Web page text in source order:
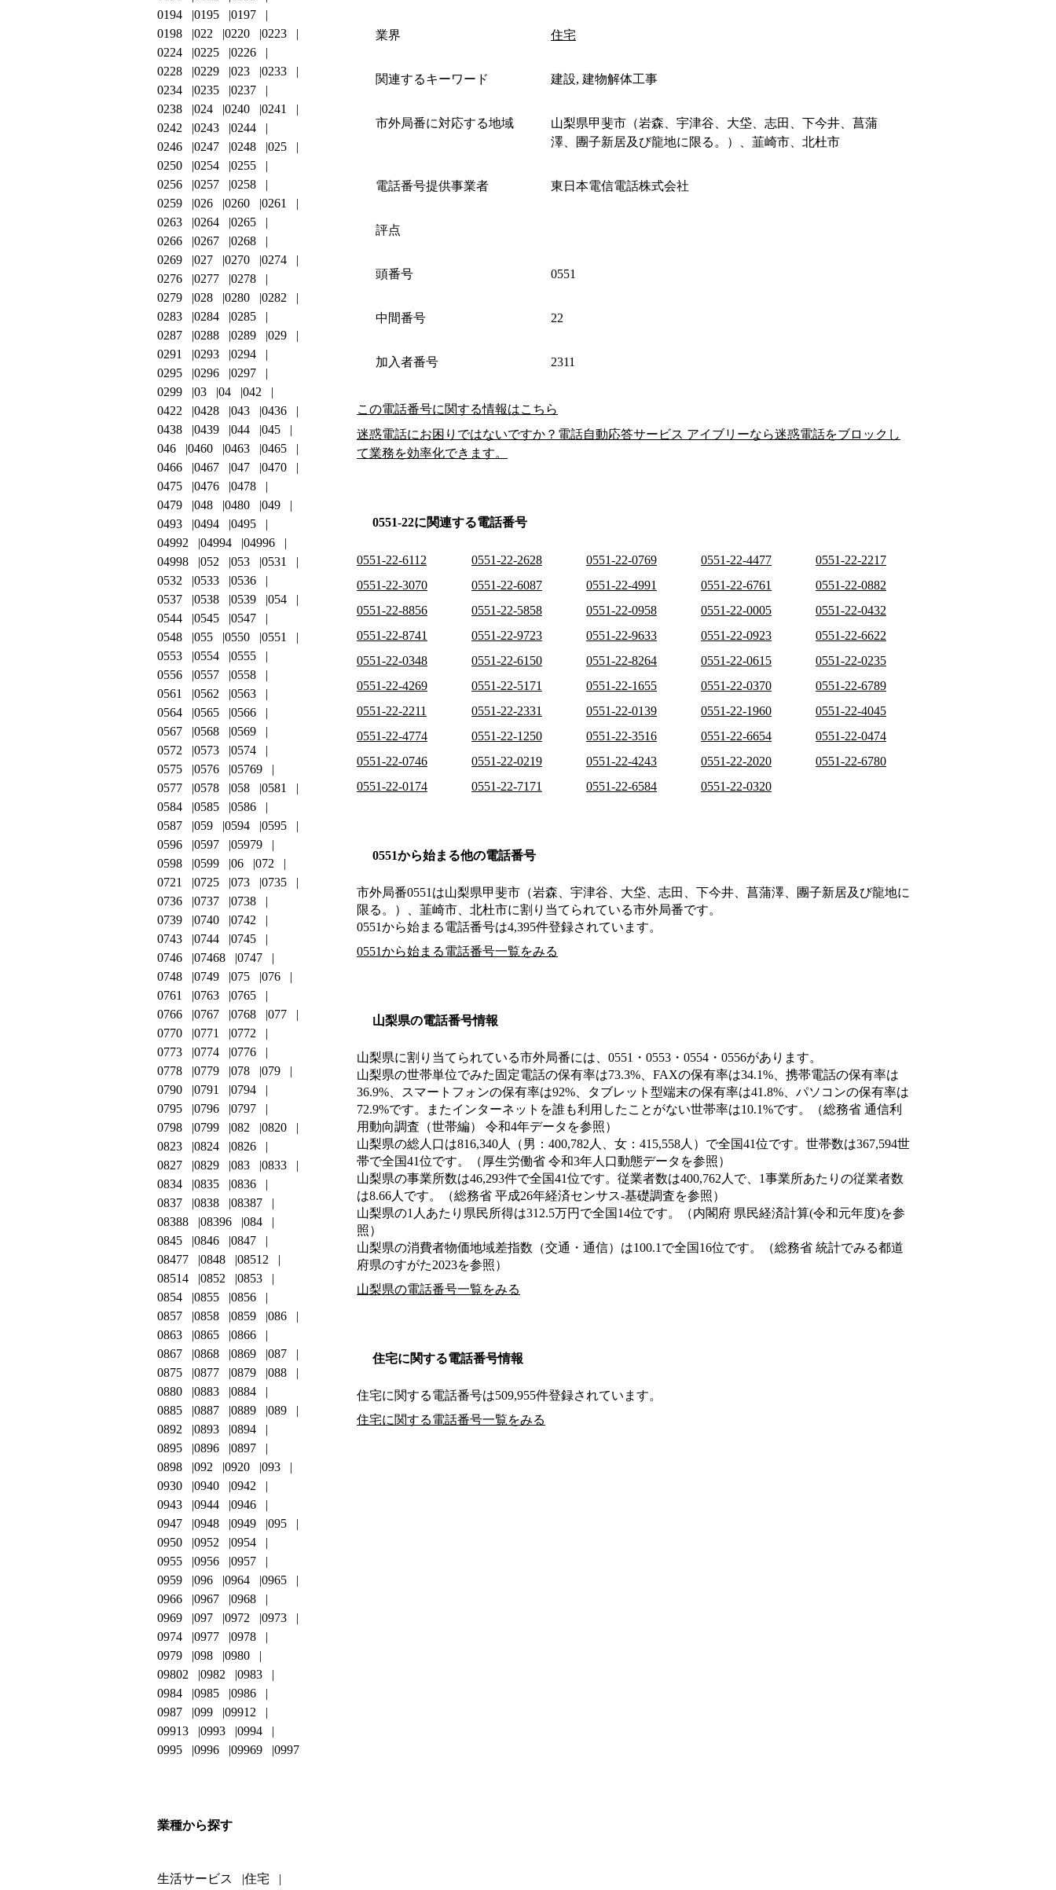
業界 住宅
関連するキーワード 建設, 建物解体工事
市外局番に対応する地域
山梨県甲斐市（岩森、宇津谷、大垈、志田、下今井、菖蒲
澤、團子新居及び龍地に限る。）、韮崎市、北杜市
電話番号提供事業者 東日本電信電話株式会社
評点
頭番号 0551
中間番号 22
加入者番号 2311
この電話番号に関する情報はこちら
迷惑電話にお困りではないですか？電話自動応答サービス アイブリーなら迷惑電話をブロックし
て業務を効率化できます。
0551-22に関連する電話番号
0551-22-6112 0551-22-2628 0551-22-0769 0551-22-4477
0551-22-2217
0551-22-3070
0551-22-6087 0551-22-4991 0551-22-6761
0551-22-0882
0551-22-8856
0551-22-5858 0551-22-0958 0551-22-0005
0551-22-0432
0551-22-8741
0551-22-9723 0551-22-9633 0551-22-0923
0551-22-6622
0551-22-0348
0551-22-6150 0551-22-8264 0551-22-0615
0551-22-0235
0551-22-4269
0551-22-5171 0551-22-1655 0551-22-0370
0551-22-6789
0551-22-2211
0551-22-2331 0551-22-0139 0551-22-1960
0551-22-4045
0551-22-4774
0551-22-1250 0551-22-3516 0551-22-6654
0551-22-0474
0551-22-0746
0551-22-0219 0551-22-4243 0551-22-2020
0551-22-6780
0551-22-0174
0551-22-7171 0551-22-6584 0551-22-0320
0551から始まる他の電話番号
市外局番0551 は山梨県甲斐市（岩森、宇津谷、大垈、志田、下今井、菖蒲澤、團子新居及び龍地に
限る。）、韮崎市、北杜市に割り当てられている市外局番です。
0551から始まる電話番号は4,395件登録されています。
0551から始まる電話番号一覧をみる
山梨県の電話番号情報
山梨県に割り当てられている市外局番には、0551・0553・0554・0556があります。
山梨県の世帯単位でみた固定電話の保有率は73.3%、FAXの保有率は34.1%、携帯電話の保有率は
36.9%、スマートフォンの保有率は92%、タブレット型端末の保有率は41.8%、パソコンの保有率は
72.9%です。またインターネットを誰も利用したことがない世帯率は10.1%です。（総務省 通信利
用動向調査（世帯編） 令和4年データを参照）
山梨県の総人口は816,340人（男：400,782人、女：415,558人）で全国41位です。世帯数は367,594世
帯で全国41位です。（厚生労働省 令和3年人口動態データを参照）
山梨県の事業所数は46,293件で全国41位です。従業者数は400,762人で、1事業所あたりの従業者数
は8.66人です。（総務省 平成26年経済センサス‐基礎調査を参照）
山梨県の1人あたり県民所得は312.5万円で全国14位です。（内閣府 県民経済計算(令和元年度)を参
照）
山梨県の消費者物価地域差指数（交通・通信）は100.1で全国16位です。（総務省 統計でみる都道
府県のすがた2023を参照）
山梨県の電話番号一覧をみる
住宅に関する電話番号情報
住宅に関する電話番号は509,955件登録されています。
住宅に関する電話番号一覧をみる
0194
0195
0197
0198
022 0220
0223
0224
0225
0226
0228
0229 023
0233
0234
0235
0237
0238
024 0240
0241
0242
0243
0244
0246
0247 0248
025
0250
0254
0255
0256
0257
0258
0259
026 0260
0261
0263
0264
0265
0266
0267
0268
0269
027 0270
0274
0276
0277
0278
0279
028 0280
0282
0283
0284
0285
0287
0288 0289
029
0291
0293
0294
0295
0296
0297
0299
03 04
042
0422
0428 043
0436
0438
0439 044
045
046
0460 0463
0465
0466
0467 047
0470
0475
0476
0478
0479
048 0480
049
0493
0494
0495
04992
04994
04996
04998
052 053
0531
0532
0533
0536
0537
0538 0539
054
0544
0545
0547
0548
055 0550
0551
0553
0554
0555
0556
0557
0558
0561
0562
0563
0564
0565
0566
0567
0568
0569
0572
0573
0574
0575
0576
05769
0577
0578 058
0581
0584
0585
0586
0587
059 0594
0595
0596
0597
05979
0598
0599 06
072
0721
0725 073
0735
0736
0737
0738
0739
0740
0742
0743
0744
0745
0746
07468
0747
0748
0749 075
076
0761
0763
0765
0766
0767 0768
077
0770
0771
0772
0773
0774
0776
0778
0779 078
079
0790
0791
0794
0795
0796
0797
0798
0799 082
0820
0823
0824
0826
0827
0829 083
0833
0834
0835
0836
0837
0838
08387
08388
08396
084
0845
0846
0847
08477
0848
08512
08514
0852
0853
0854
0855
0856
0857
0858 0859
086
0863
0865
0866
0867
0868 0869
087
0875
0877 0879
088
0880
0883
0884
0885
0887 0889
089
0892
0893
0894
0895
0896
0897
0898
092 0920
093
0930
0940
0942
0943
0944
0946
0947
0948 0949
095
0950
0952
0954
0955
0956
0957
0959
096 0964
0965
0966
0967
0968
0969
097 0972
0973
0974
0977
0978
0979
098
0980
09802
0982
0983
0984
0985
0986
0987
099
09912
09913
0993
0994
0995
0996 09969 0997
業種から探す
生活サービス 住宅